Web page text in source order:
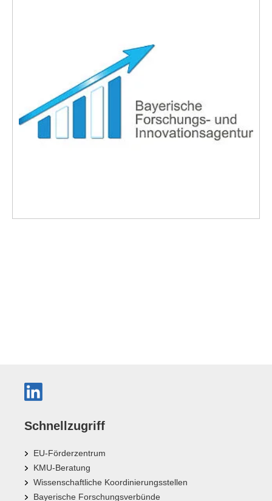
Schnellzugriff
EU-Förderzentrum
KMU-Beratung
Wissenschaftliche Koordinierungsstellen
Bayerische Forschungsverbünde